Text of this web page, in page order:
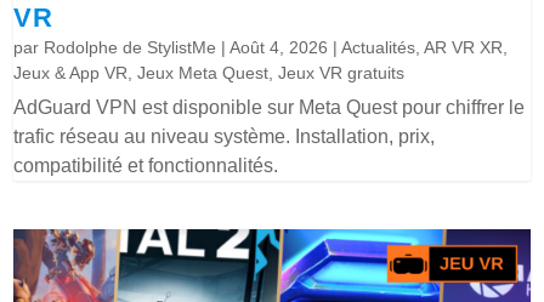
VR
par Rodolphe de StylistMe |Août 4, 2026 |Actualités ,AR VR XR
Jeux & App VR ,Jeux Meta Quest ,Jeux VR gratuits
AdGuard VPN est disponible sur Meta Quest pour chiffrer le
trafic réseau au niveau système. Installation, prix,
compatibilité et fonctionnalités.